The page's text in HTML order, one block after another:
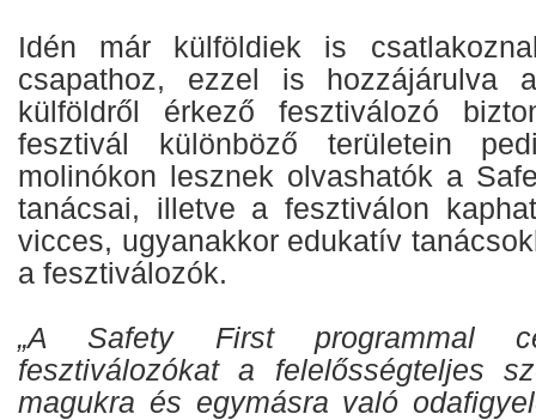
Idén már külföldiek is
csapathoz, ezzel is hozzájárulva
külföldről érkező fesztiválozó
fesztivál különböző területein
molinókon lesznek olvashatók a
tanácsai, illetve a fesztiválon
vicces, ugyanakkor edukatív
a fesztiválozók.
„A Safety First programmal
fesztiválozókat a felelősségteljes
magukra és egymásra való